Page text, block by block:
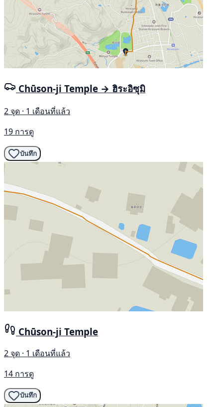
Chūson-ji Temple → ฮิระอิซุมิ
2 จุด · 1 เดือนที่แล้ว
19 การดู
บันทึก
Chūson-ji Temple
2 จุด · 1 เดือนที่แล้ว
14 การดู
บันทึก